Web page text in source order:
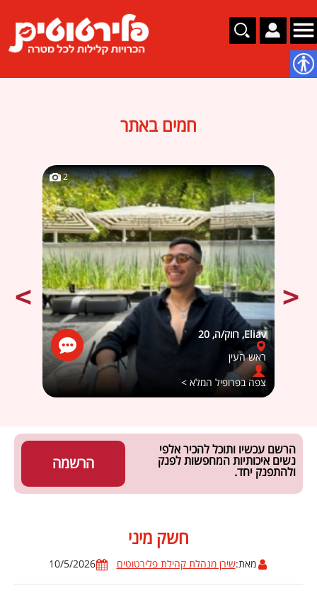
חמים באתר
2
Eliav, רווק/ה, 20
ראש העין
צפה בפרופיל המלא >
הרשמה
הרשם עכשיו ותוכל להכיר אלפי
נשים איכותיות המחפשות לפנק
ולהתפנק יחד.
חשק מיני
מאת:שירן מנהלת קהילת פלירטוטים 10/5/2026